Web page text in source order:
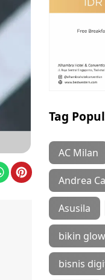
Tag
AC Milan
Andrea
Asusila
bikin
bisnis